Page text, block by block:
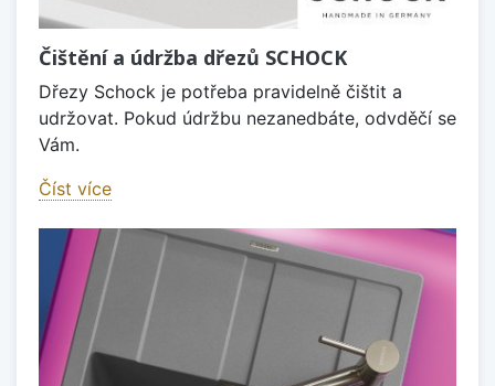
Čištění a údržba dřezů SCHOCK
Dřezy Schock je potřeba pravidelně čištit a
udržovat. Pokud údržbu nezanedbáte, odvděčí se
Vám.
Číst více